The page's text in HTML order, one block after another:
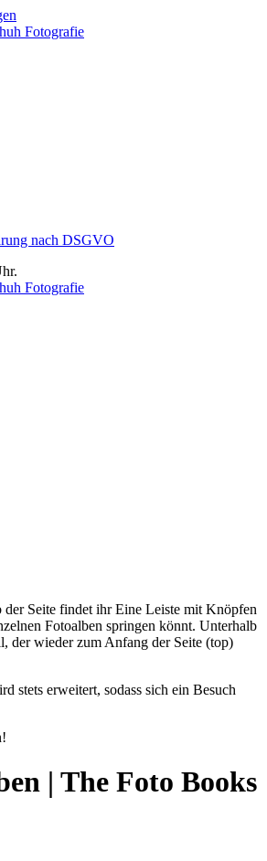
nach DSGVO
der Seite findet ihr Eine Leiste mit Knöpfen
Fotoalben springen könnt. Unterhalb
der wieder zum Anfang der Seite (top)
stets erweitert, sodass sich ein Besuch
| The Foto Books